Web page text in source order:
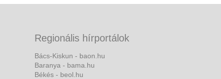
Regionális hírportálok
Bács-Kiskun - baon.hu
Baranya - bama.hu
Békés - beol.hu